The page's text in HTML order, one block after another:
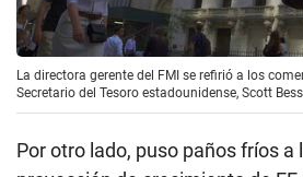
La directora gerente del FMI se refirió a los
Secretario del Tesoro estadounidense, Scott
Por otro lado, puso paños fríos a